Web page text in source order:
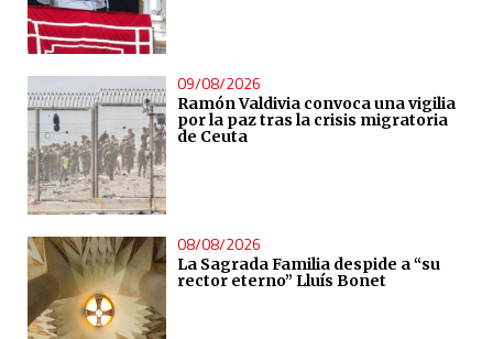
09/08/2026
Ramón Valdivia convoca una vigilia
por la paz tras la crisis migratoria
de Ceuta
08/08/2026
La Sagrada Familia despide a “su
rector eterno” Lluís Bonet